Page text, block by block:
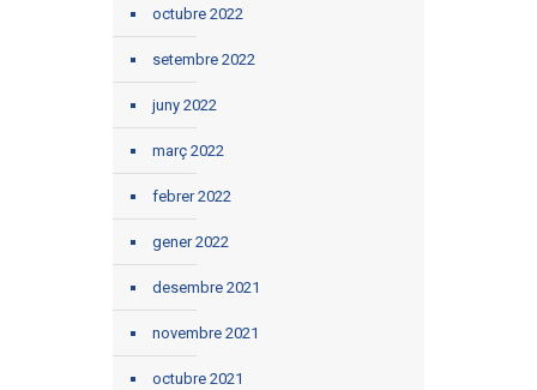
octubre 2022
setembre 2022
juny 2022
març 2022
febrer 2022
gener 2022
desembre 2021
novembre 2021
octubre 2021